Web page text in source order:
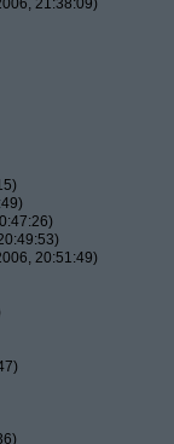
21:38:09)
20:51:49)